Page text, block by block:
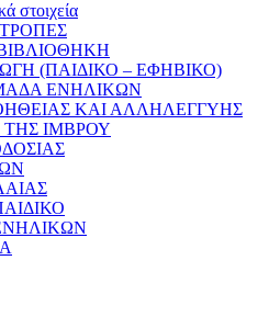
στοιχεία
(ΠΑΙΔΙΚΟ – ΕΦΗΒΙΚΟ)
ΕΝΗΛΙΚΩΝ
ΚΑΙ ΑΛΛΗΛΕΓΓΥΗΣ
ΙΜΒΡΟΥ